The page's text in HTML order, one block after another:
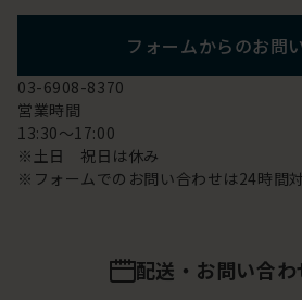
フォームからのお問
03-6908-8370
営業時間
13:30～17:00
※土日 祝日は休み
※フォームでのお問い合わせは24時間対
配送・お問い合わ